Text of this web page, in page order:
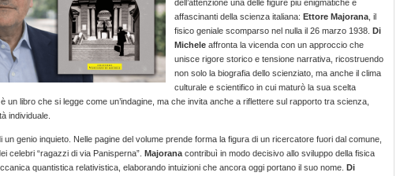
dell’attenzione una delle figure più enigmatiche e
affascinanti della scienza italiana: Ettore Majorana , il
fisico geniale scomparso nel nulla il 26 marzo 1938. Di
Michele affronta la vicenda con un approccio che
unisce rigore storico e tensione narrativa, ricostruendo
non solo la biografia dello scienziato, ma anche il clima
culturale e scientifico in cui maturò la sua scelta
un libro che si legge come un’indagine, ma che invita anche a riflettere sul rapporto tra scienza,
individuale.
un genio inquieto. Nelle pagine del volume prende forma la figura di un ricercatore fuori dal comune,
celebri “ragazzi di via Panisperna”. Majorana contribuì in modo decisivo allo sviluppo della fisica
quantistica relativistica, elaborando intuizioni che ancora oggi portano il suo nome. Di